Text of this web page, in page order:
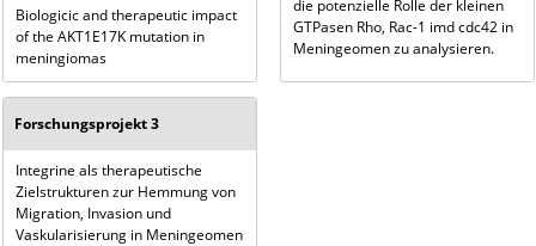
Biologicic and therapeutic impact
of the AKT1E17K mutation in
meningiomas
die potenzielle Rolle der kleinen
GTPasen Rho, Rac-1 imd cdc42 in
Meningeomen zu analysieren.
Forschungsprojekt 3
Integrine als therapeutische
Zielstrukturen zur Hemmung von
Migration, Invasion und
Vaskularisierung in Meningeomen